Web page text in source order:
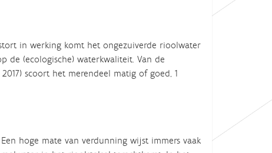
in werking komt het ongezuiverde rioolwater
(ecologische) waterkwaliteit. Van de
scoort het merendeel matig of goed, 1
hoge mate van verdunning wijst immers vaak